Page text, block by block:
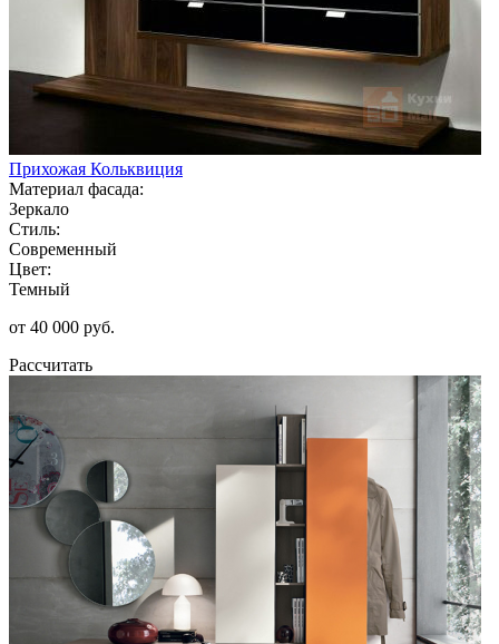
Прихожая Кольквиция
Материал фасада:
Зеркало
Стиль:
Современный
Цвет:
Темный
от 40 000 руб.
Рассчитать